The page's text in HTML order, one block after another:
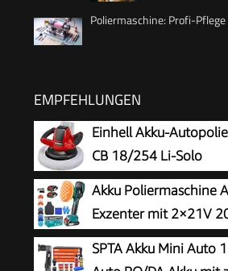
Poliermaschine: Profi-
EMPFEHLUNGEN
Einhell Akku-
CB 18/254 Li-Solo
Akku Poliermaschine
Exzenter mit 2×21V
Batterien, 13-tlg
Geschwindigkeiten bis
SPTA Akku Mini Auto